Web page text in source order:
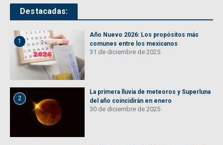
Destacadas:
1
Año Nuevo 2026: Los propósitos más
comunes entre los mexicanos
31 de diciembre de 2025
2
La primera lluvia de meteoros y Superluna
del año coincidirán en enero
30 de diciembre de 2025